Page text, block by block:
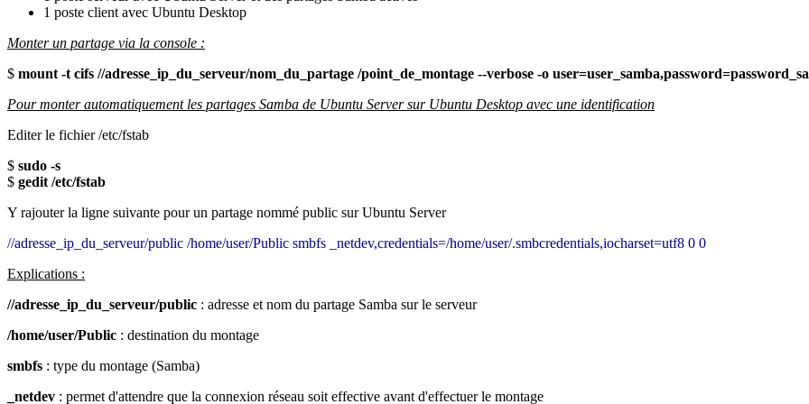
1 poste client avec Ubuntu Desktop
Monter un partage via la console :
$ mount -t cifs //adresse_ip_du_serveur/nom_du_partage /point_de_montage --verbose -o
Pour monter automatiquement les partages Samba de Ubuntu Server sur Ubuntu Desktop avec une identification
Editer le fichier /etc/fstab
$ sudo -s
$ gedit /etc/fstab
Y rajouter la ligne suivante pour un partage nommé public sur Ubuntu Server
//adresse_ip_du_serveur/public /home/user/Public smbfs _netdev,credentials=/home/user/.smbcredentials,iocharset=utf8 0 0
Explications :
//adresse_ip_du_serveur/public : adresse et nom du partage Samba sur le serveur
/home/user/Public : destination du montage
smbfs : type du montage (Samba)
_netdev : permet d'attendre que la connexion réseau soit effective avant d'effectuer le montage